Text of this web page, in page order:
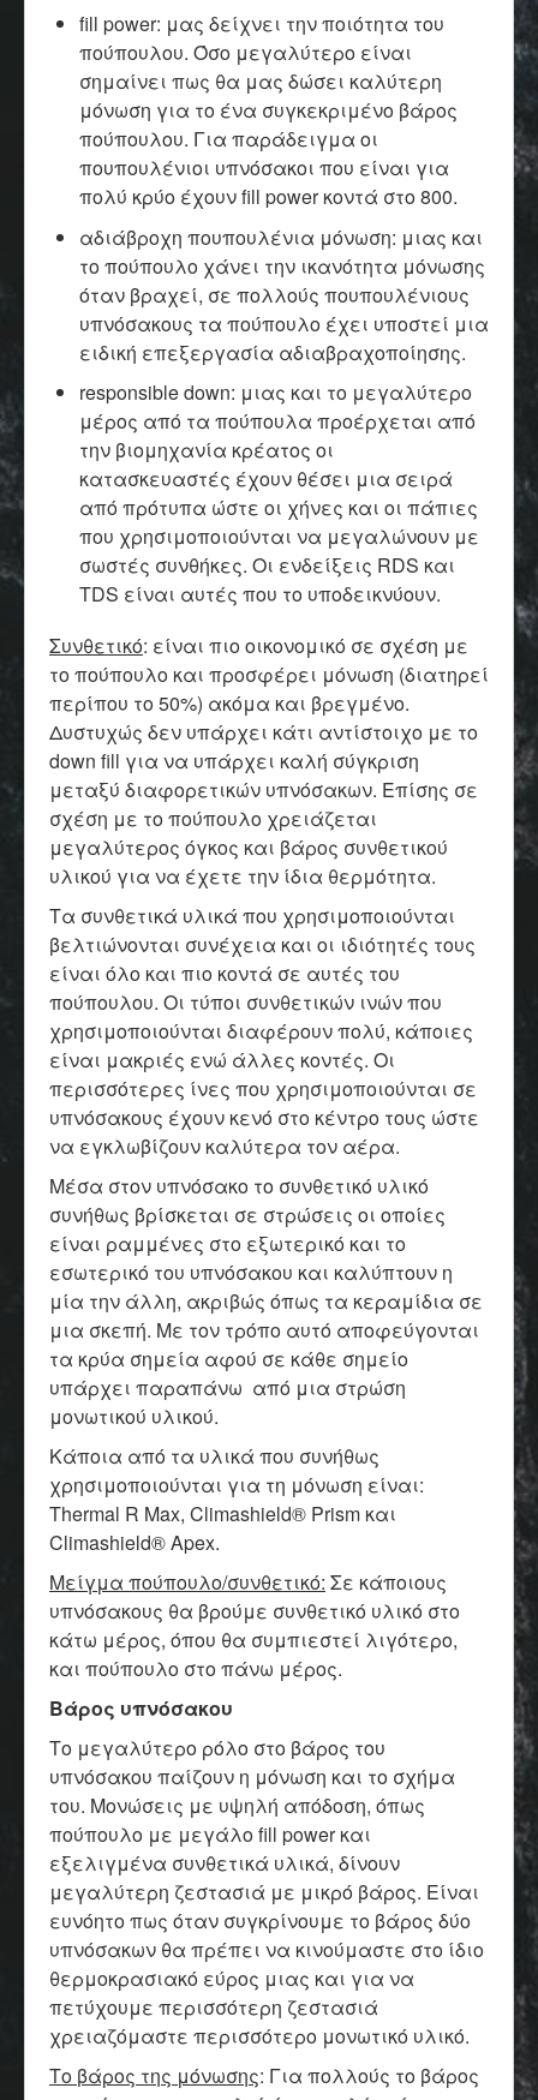
fill power: μας δείχνει την ποιότητα του
πούπουλου. Όσο μεγαλύτερο είναι
σημαίνει πως θα μας δώσει καλύτερη
μόνωση για το ένα συγκεκριμένο βάρος
πούπουλου. Για παράδειγμα οι
πουπουλένιοι υπνόσακοι που είναι για
πολύ κρύο έχουν fill power κοντά στο 800.
αδιάβροχη πουπουλένια μόνωση: μιας και
το πούπουλο χάνει την ικανότητα μόνωσης
όταν βραχεί, σε πολλούς πουπουλένιους
υπνόσακους τα πούπουλο έχει υποστεί μια
ειδική επεξεργασία αδιαβραχοποίησης.
responsible down: μιας και το μεγαλύτερο
μέρος από τα πούπουλα προέρχεται από
την βιομηχανία κρέατος οι
κατασκευαστές έχουν θέσει μια σειρά
από πρότυπα ώστε οι χήνες και οι πάπιες
που χρησιμοποιούνται να μεγαλώνουν με
σωστές συνθήκες. Οι ενδείξεις RDS και
TDS είναι αυτές που το υποδεικνύουν.
Συνθετικό: είναι πιο οικονομικό σε σχέση με
το πούπουλο και προσφέρει μόνωση (διατηρεί
περίπου το 50%) ακόμα και βρεγμένο.
Δυστυχώς δεν υπάρχει κάτι αντίστοιχο με το
down fill για να υπάρχει καλή σύγκριση
μεταξύ διαφορετικών υπνόσακων. Επίσης σε
σχέση με το πούπουλο χρειάζεται
μεγαλύτερος όγκος και βάρος συνθετικού
υλικού για να έχετε την ίδια θερμότητα.
Τα συνθετικά υλικά που χρησιμοποιούνται
βελτιώνονται συνέχεια και οι ιδιότητές τους
είναι όλο και πιο κοντά σε αυτές του
πούπουλου. Οι τύποι συνθετικών ινών που
χρησιμοποιούνται διαφέρουν πολύ, κάποιες
είναι μακριές ενώ άλλες κοντές. Οι
περισσότερες ίνες που χρησιμοποιούνται σε
υπνόσακους έχουν κενό στο κέντρο τους ώστε
να εγκλωβίζουν καλύτερα τον αέρα.
Μέσα στον υπνόσακο το συνθετικό υλικό
συνήθως βρίσκεται σε στρώσεις οι οποίες
είναι ραμμένες στο εξωτερικό και το
εσωτερικό του υπνόσακου και καλύπτουν η
μία την άλλη, ακριβώς όπως τα κεραμίδια σε
μια σκεπή. Με τον τρόπο αυτό αποφεύγονται
τα κρύα σημεία αφού σε κάθε σημείο
υπάρχει παραπάνω από μια στρώση
μονωτικού υλικού.
Κάποια από τα υλικά που συνήθως
χρησιμοποιούνται για τη μόνωση είναι:
Thermal R Max, Climashield® Prism και
Climashield® Apex.
Μείγμα πούπουλο/συνθετικό: Σε κάποιους
υπνόσακους θα βρούμε συνθετικό υλικό στο
κάτω μέρος, όπου θα συμπιεστεί λιγότερο,
και πούπουλο στο πάνω μέρος.
Βάρος υπνόσακου
Το μεγαλύτερο ρόλο στο βάρος του
υπνόσακου παίζουν η μόνωση και το σχήμα
του. Μονώσεις με υψηλή απόδοση, όπως
πούπουλο με μεγάλο fill power και
εξελιγμένα συνθετικά υλικά, δίνουν
μεγαλύτερη ζεστασιά με μικρό βάρος. Είναι
ευνόητο πως όταν συγκρίνουμε το βάρος δύο
υπνόσακων θα πρέπει να κινούμαστε στο ίδιο
θερμοκρασιακό εύρος μιας και για να
πετύχουμε περισσότερη ζεστασιά
χρειαζόμαστε περισσότερο μονωτικό υλικό.
Το βάρος της μόνωσης: Για πολλούς το βάρος